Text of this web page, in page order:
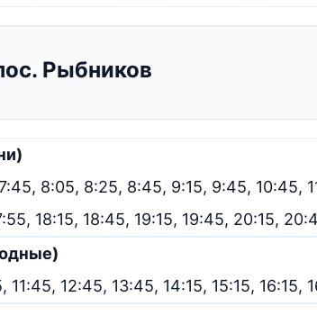
Рыбников
8:05, 8:25, 8:45, 9:15, 9:45, 10:45,
18:15, 18:45, 19:15, 19:45, 20:15,
12:45, 13:45, 14:15, 15:15, 16:15,